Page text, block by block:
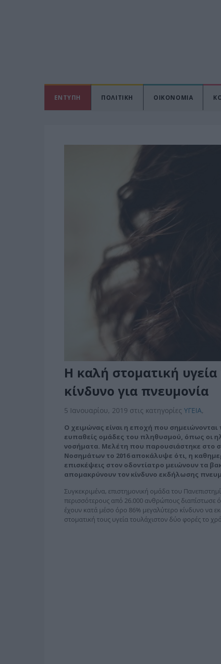
ΕΝΤΥΠΗ ΠΟΛΙΤΙΚΗ ΟΙΚΟΝΟΜΙΑ
Η καλή στοματική
κίνδυνο για πνευμονία
5 Ιανουαρίου, 2019 στις κατηγορίες ΥΓΕΙΑ,
Ο χειμώνας είναι η εποχή που
ευπαθείς ομάδες του πληθυσμού, όπως οι
νοσήματα. Μελέτη που παρουσιάστηκε στο
Νοσημάτων το 2016 αποκάλυψε ότι, η
επισκέψεις στον οδοντίατρο μειώνουν τα
απομακρύνουν τον κίνδυνο εκδήλωσης
Συγκεκριμένα, επιστημονική ομάδα του
περισσότερους από 26.000 ανθρώπους διαπίστωσε
έχουν κατά μέσο όρο 86% μεγαλύτερο κίνδυνο να
στοματική τους υγεία τουλάχιστον δύο φορές το